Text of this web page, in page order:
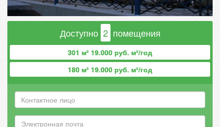
Доступно 2 помещения
301 м² 19.000 руб. м²/год
180 м² 19.000 руб. м²/год